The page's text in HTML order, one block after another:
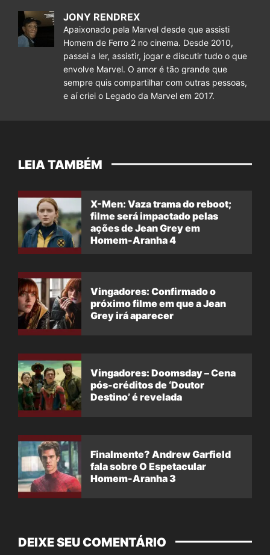
JONY RENDREX
Apaixonado pela Marvel desde que assisti
Homem de Ferro 2 no cinema. Desde 2010,
passei a ler, assistir, jogar e discutir tudo o que
envolve Marvel. O amor é tão grande que
sempre quis compartilhar com outras pessoas,
e aí criei o Legado da Marvel em 2017.
LEIA TAMBÉM
X-Men: Vaza trama do reboot;
filme será impactado pelas
ações de Jean Grey em
Homem-Aranha 4
Vingadores: Confirmado o
próximo filme em que a Jean
Grey irá aparecer
Vingadores: Doomsday – Cena
pós-créditos de ‘Doutor
Destino’ é revelada
Finalmente? Andrew Garfield
fala sobre O Espetacular
Homem-Aranha 3
DEIXE SEU COMENTÁRIO